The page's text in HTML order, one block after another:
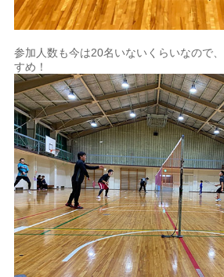
参加人数も今は20名いないくらいなので
すめ！